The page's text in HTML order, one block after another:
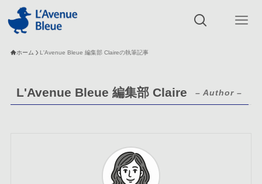
ホーム L'Avenue Bleue 編集部 Claireの執筆記事
L'Avenue Bleue 編集部 Claire – Author –